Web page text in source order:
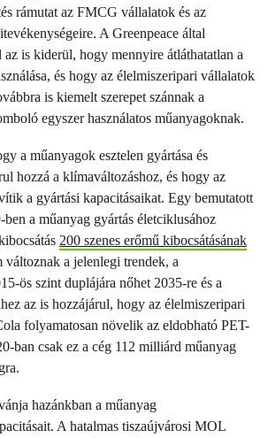
rámutat az FMCG vállalatok és az
A Greenpeace által
az is kiderül, hogy mennyire átláthatatlan a
és hogy az élelmiszeripari vállalatok
is kiemelt szerepet szánnak a
egyszer használatos műanyagoknak.
a műanyagok esztelen gyártása és
hozzá a klímaváltozáshoz, és hogy az
a gyártási kapacitásaikat. Egy bemutatott
ben a műanyag gyártás életciklusához
200 szenes erőmű kibocsátásának
változnak a jelenlegi trendek, a
ös szint duplájára nőhet 2035-re és a
az is hozzájárul, hogy az élelmiszeripari
folyamatosan növelik az eldobható PET-
ban csak ez a cég 112 milliárd műanyag
hazánkban a műanyag
A hatalmas tiszaújvárosi MOL